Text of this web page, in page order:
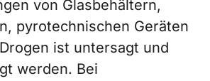
von Glasbehältern,
pyrotechnischen Geräten
ist untersagt und
werden. Bei